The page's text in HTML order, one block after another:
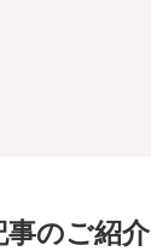
事のご紹介